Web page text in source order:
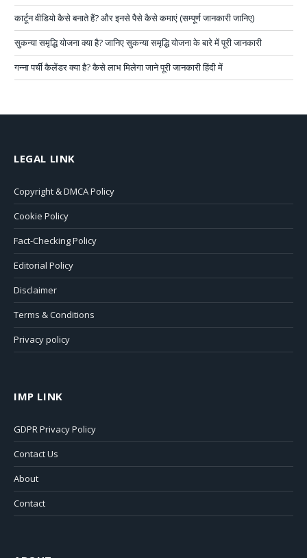
कार्टून वीडियो कैसे बनाते हैं? और इनसे पैसे कैसे कमाएं (सम्पूर्ण जानकारी जानिए)
सुकन्या समृद्धि योजना क्या है? जानिए सुकन्या समृद्धि योजना के बारे में पूरी जानकारी
गन्ना पर्ची कैलेंडर क्या है? कैसे लाभ मिलेगा जाने पूरी जानकारी हिंदी में
LEGAL LINK
Copyright & DMCA Policy
Cookie Policy
Fact-Checking Policy
Editorial Policy
Disclaimer
Terms & Conditions
Privacy policy
IMP LINK
GDPR Privacy Policy
Contact Us
About
Contact